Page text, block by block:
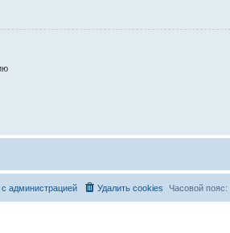
Часовой пояс:
Удалить cookies
администрацией